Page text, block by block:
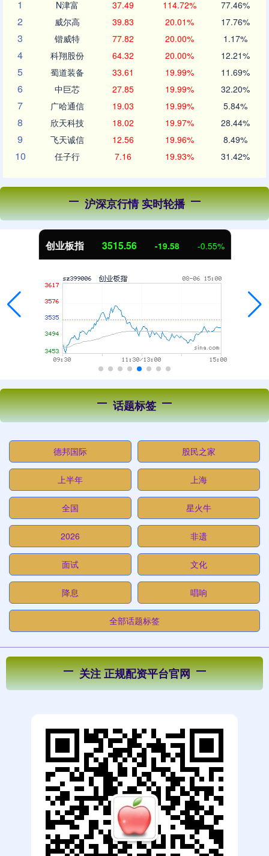
1
N津富 37.49 114.72% 77.46%
2 威尔高 39.83 20.01% 17.76%
3 锴威特 77.82 20.00% 1.17%
4 科翔股份 64.32 20.00% 12.21%
5 蜀道装备 33.61 19.99% 11.69%
6 中巨芯 27.85 19.99% 32.20%
7 广哈通信 19.03 19.99% 5.84%
8 欣天科技 18.02 19.97% 28.44%
9 飞天诚信 12.56 19.96% 8.49%
10 任子行 7.16 19.93% 31.42%
沪深京行情 实时轮播
创业板指 3515.56 -19.58 -0.55%
话题标签
德邦国际 股民之家
上半年 上海
全国 星火牛
2026 非遗
面试 文化
降息 唱响
全部话题标签
关注 正规配资平台官网